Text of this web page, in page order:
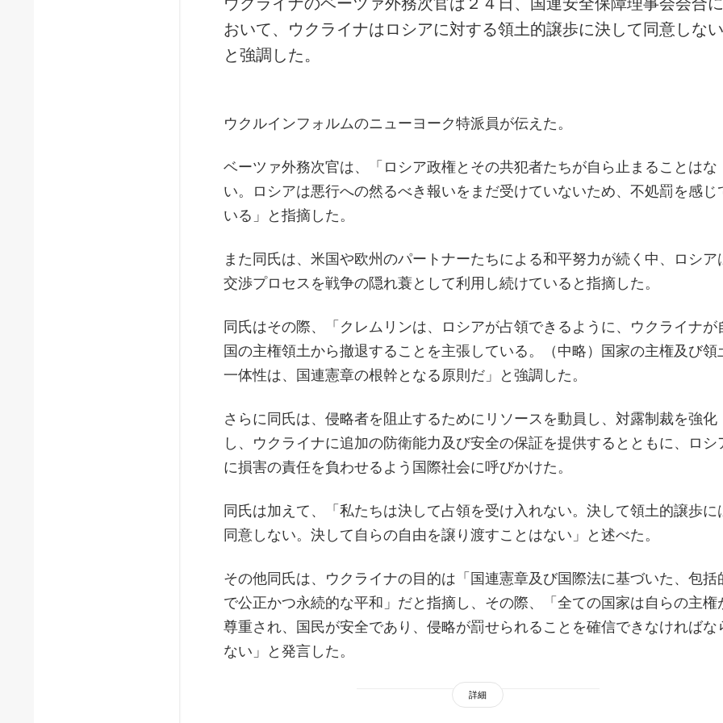
おいて、ウクライナはロシアに対する領土的譲歩に決して同意しない
と強調した。
ウクルインフォルムのニューヨーク特派員が伝えた。
ベーツァ外務次官は、「ロシア政権とその共犯者たちが自ら止まることはな
い。ロシアは悪行への然るべき報いをまだ受けていないため、不処罰を感じ
いる」と指摘した。
また同氏は、米国や欧州のパートナーたちによる和平努力が続く中、ロシア
交渉プロセスを戦争の隠れ蓑として利用し続けていると指摘した。
同氏はその際、「クレムリンは、ロシアが占領できるように、ウクライナが
国の主権領土から撤退することを主張している。（中略）国家の主権及び領
一体性は、国連憲章の根幹となる原則だ」と強調した。
さらに同氏は、侵略者を阻止するためにリソースを動員し、対露制裁を強化
し、ウクライナに追加の防衛能力及び安全の保証を提供するとともに、ロシ
に損害の責任を負わせるよう国際社会に呼びかけた。
同氏は加えて、「私たちは決して占領を受け入れない。決して領土的譲歩に
同意しない。決して自らの自由を譲り渡すことはない」と述べた。
その他同氏は、ウクライナの目的は「国連憲章及び国際法に基づいた、包括
で公正かつ永続的な平和」だと指摘し、その際、「全ての国家は自らの主権
尊重され、国民が安全であり、侵略が罰せられることを確信できなければな
ない」と発言した。
詳細